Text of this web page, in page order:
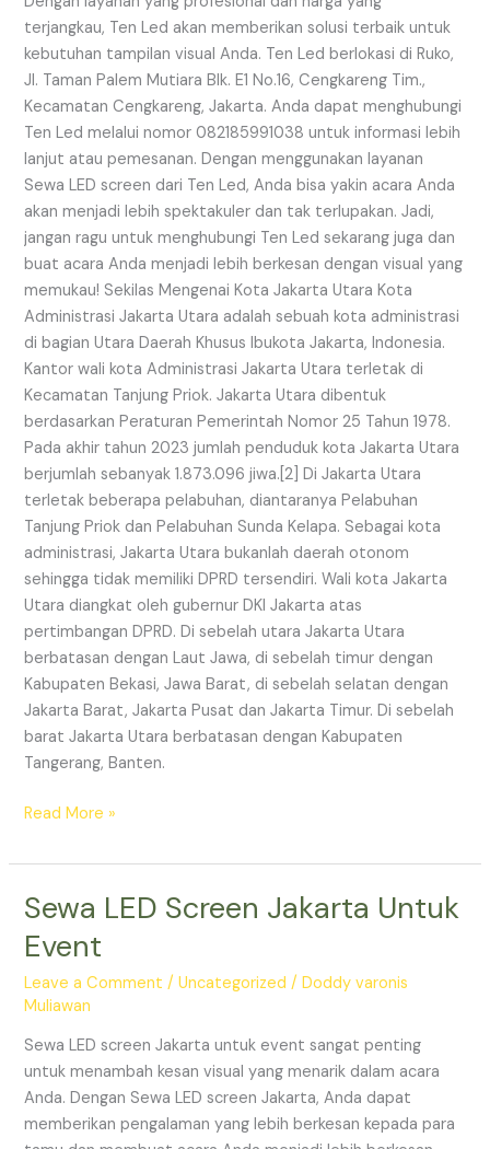
terjangkau, Ten Led akan memberikan solusi terbaik untuk
kebutuhan tampilan visual Anda. Ten Led berlokasi di Ruko,
Jl. Taman Palem Mutiara Blk. E1 No.16, Cengkareng Tim.,
Kecamatan Cengkareng, Jakarta. Anda dapat menghubungi
Ten Led melalui nomor 082185991038 untuk informasi lebih
lanjut atau pemesanan. Dengan menggunakan layanan
Sewa LED screen dari Ten Led, Anda bisa yakin acara Anda
akan menjadi lebih spektakuler dan tak terlupakan. Jadi,
jangan ragu untuk menghubungi Ten Led sekarang juga dan
buat acara Anda menjadi lebih berkesan dengan visual yang
memukau! Sekilas Mengenai Kota Jakarta Utara Kota
Administrasi Jakarta Utara adalah sebuah kota administrasi
di bagian Utara Daerah Khusus Ibukota Jakarta, Indonesia.
Kantor wali kota Administrasi Jakarta Utara terletak di
Kecamatan Tanjung Priok. Jakarta Utara dibentuk
berdasarkan Peraturan Pemerintah Nomor 25 Tahun 1978.
Pada akhir tahun 2023 jumlah penduduk kota Jakarta Utara
berjumlah sebanyak 1.873.096 jiwa.[2] Di Jakarta Utara
terletak beberapa pelabuhan, diantaranya Pelabuhan
Tanjung Priok dan Pelabuhan Sunda Kelapa. Sebagai kota
administrasi, Jakarta Utara bukanlah daerah otonom
sehingga tidak memiliki DPRD tersendiri. Wali kota Jakarta
Utara diangkat oleh gubernur DKI Jakarta atas
pertimbangan DPRD. Di sebelah utara Jakarta Utara
berbatasan dengan Laut Jawa, di sebelah timur dengan
Kabupaten Bekasi, Jawa Barat, di sebelah selatan dengan
Jakarta Barat, Jakarta Pusat dan Jakarta Timur. Di sebelah
barat Jakarta Utara berbatasan dengan Kabupaten
Tangerang, Banten.
Read More »
Sewa LED Screen Jakarta Untuk
Event
Leave a Comment /Uncategorized /Doddy varonis
Muliawan
Sewa LED screen Jakarta untuk event sangat penting
untuk menambah kesan visual yang menarik dalam acara
Anda. Dengan Sewa LED screen Jakarta, Anda dapat
memberikan pengalaman yang lebih berkesan kepada para
Sewa
Screen
Jakarta
Untuk